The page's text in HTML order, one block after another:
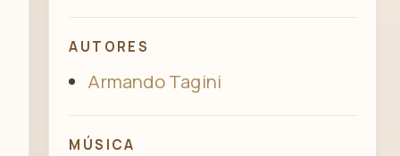
AUTORES
Armando Tagini
MÚSICA